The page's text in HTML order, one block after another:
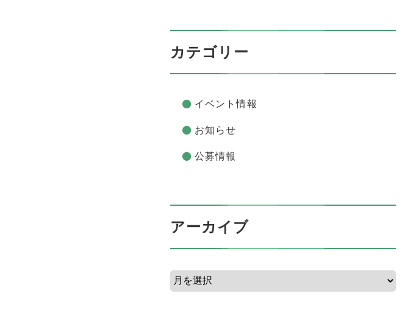
カテゴリー
イベント情報
お知らせ
公募情報
アーカイブ